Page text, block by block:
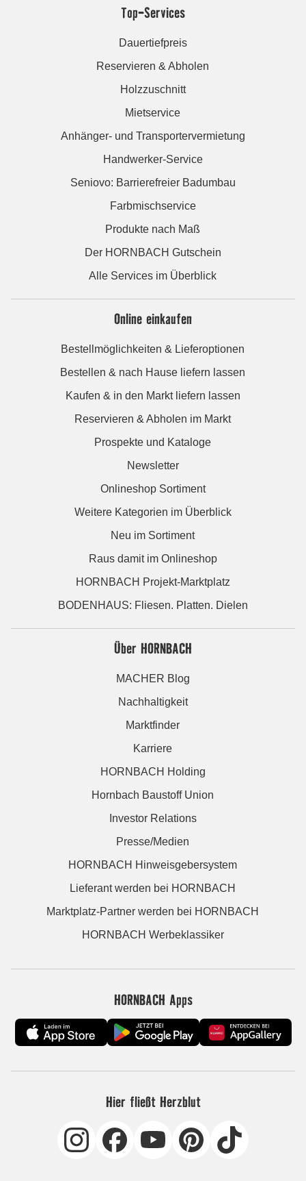
Top-Services
Dauertiefpreis
Reservieren & Abholen
Holzzuschnitt
Mietservice
Anhänger- und Transportervermietung
Handwerker-Service
Seniovo: Barrierefreier Badumbau
Farbmischservice
Produkte nach Maß
Der HORNBACH Gutschein
Alle Services im Überblick
Online einkaufen
Bestellmöglichkeiten & Lieferoptionen
Bestellen & nach Hause liefern lassen
Kaufen & in den Markt liefern lassen
Reservieren & Abholen im Markt
Prospekte und Kataloge
Newsletter
Onlineshop Sortiment
Weitere Kategorien im Überblick
Neu im Sortiment
Raus damit im Onlineshop
HORNBACH Projekt-Marktplatz
BODENHAUS: Fliesen. Platten. Dielen
Über HORNBACH
MACHER Blog
Nachhaltigkeit
Marktfinder
Karriere
HORNBACH Holding
Hornbach Baustoff Union
Investor Relations
Presse/Medien
HORNBACH Hinweisgebersystem
Lieferant werden bei HORNBACH
Marktplatz-Partner werden bei HORNBACH
HORNBACH Werbeklassiker
HORNBACH Apps
Hier fließt Herzblut